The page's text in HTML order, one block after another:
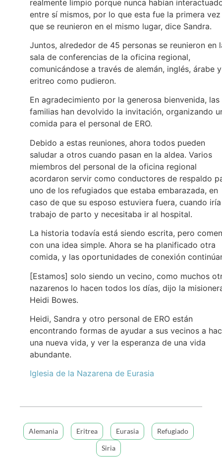
realmente limpio porque nunca habían
entre sí mismos, por lo que esta fue la primera vez
que se reunieron en el mismo lugar, dice Sandra.
Juntos, alrededor de 45 personas se reunieron en
sala de conferencias de la oficina regional,
comunicándose a través de alemán, inglés, árabe y
eritreo como pudieron.
En agradecimiento por la generosa bienvenida, las
familias han devolvido la invitación, organizando
comida para el personal de ERO.
Debido a estas reuniones, ahora todos pueden
saludar a otros cuando pasan en la aldea. Varios
miembros del personal de la oficina regional
acordaron servir como conductores de respaldo
uno de los refugiados que estaba embarazada, en
caso de que su esposo estuviera fuera, cuando
trabajo de parto y necesitaba ir al hospital.
La historia todavía está siendo escrita, pero
con una idea simple. Ahora se ha planificado otra
comida, y las oportunidades de conexión
[Estamos] solo siendo un vecino, como muchos
nazarenos lo hacen todos los días, dijo la
Heidi Bowes.
Heidi, Sandra y otro personal de ERO están
encontrando formas de ayudar a sus vecinos a
una nueva vida, y ver la esperanza de una vida
abundante.
Iglesia de la Nazarena de Eurasia
Alemania Eritrea Eurasia
Refugiado
Siria